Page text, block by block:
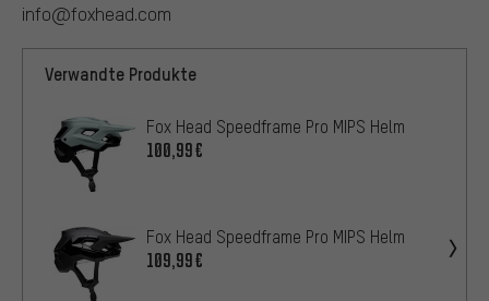
info@foxhead.com
Verwandte Produkte
Fox Head Speedframe Pro MIPS Helm
100,99€
Fox Head Speedframe Pro MIPS Helm
109,99€